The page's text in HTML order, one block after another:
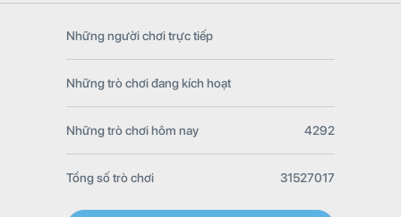
Những người chơi trực tiếp
Những trò chơi đang kích hoạt
Những trò chơi hôm nay 4292
Tổng số trò chơi 31527017